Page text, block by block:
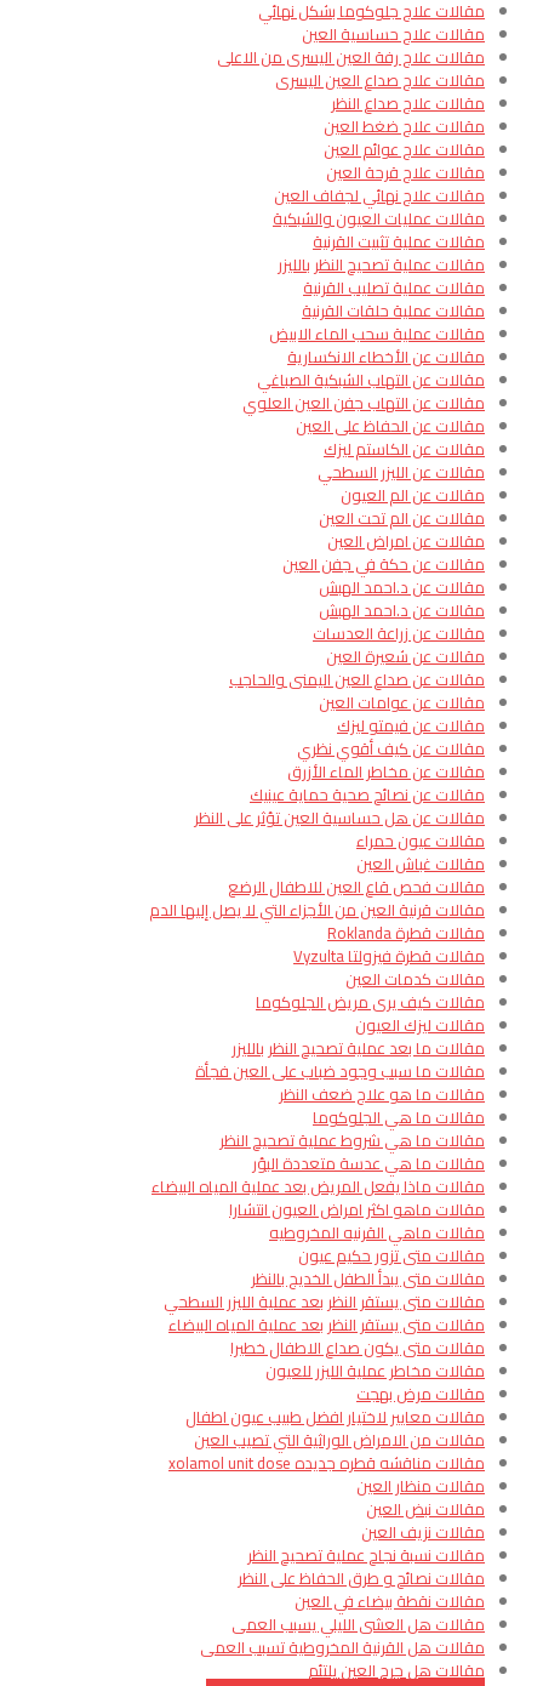
مقالات علاج جلوكوما بشكل نهائي
مقالات علاج حساسية العين
مقالات علاج رفة العين اليسرى من الاعلى
مقالات علاج صداع العين اليسرى
مقالات علاج صداع النظر
مقالات علاج ضغط العين
مقالات علاج عوائم العين
مقالات علاج قرحة العين
مقالات علاج نهائي لجفاف العين
مقالات عمليات العيون والشبكية
مقالات عملية تثبيت القرنية
مقالات عملية تصحيح النظر بالليزر
مقالات عملية تصليب القرنية
مقالات عملية حلقات القرنية
مقالات عملية سحب الماء الابيض
مقالات عن الأخطاء الانكسارية
مقالات عن التهاب الشبكية الصباغي
مقالات عن التهاب جفن العين العلوي
مقالات عن الحفاظ على العين
مقالات عن الكاستم ليزك
مقالات عن الليزر السطحي
مقالات عن الم العيون
مقالات عن الم تحت العين
مقالات عن امراض العين
مقالات عن حكة في جفن العين
مقالات عن د.احمد الهبش
مقالات عن د.احمد الهبش
مقالات عن زراعة العدسات
مقالات عن شعيرة العين
مقالات عن صداع العين اليمنى والحاجب
مقالات عن عوامات العين
مقالات عن فيمتو ليزك
مقالات عن كيف أقوي نظري
مقالات عن مخاطر الماء الأزرق
مقالات عن نصائح صحية حماية عينيك
مقالات عن هل حساسية العين تؤثر على النظر
مقالات عيون حمراء
مقالات غباش العين
مقالات فحص قاع العين للاطفال الرضع
مقالات قرنية العين من الأجزاء التي لا يصل إليها الدم​
مقالات قطرة Roklanda
مقالات قطرة فيزولتا Vyzulta
مقالات كدمات العين
مقالات كيف يرى مريض الجلوكوما
مقالات ليزك العيون
مقالات ما بعد عملية تصحيح النظر بالليزر
مقالات ما سبب وجود ضباب على العين فجأة
مقالات ما هو علاج ضعف النظر
مقالات ما هي الجلوكوما
مقالات ما هي شروط عملية تصحيح النظر
مقالات ما هي عدسة متعددة البؤر
مقالات ماذا يفعل المريض بعد عملية المياه البيضاء
مقالات ماهو اكثر امراض العيون انتشارا​
مقالات ماهي القرنيه المخروطيه
مقالات متى تزور حكيم عيون
مقالات متى يبدأ الطفل الخديج بالنظر
مقالات متى يستقر النظر بعد عملية الليزر السطحي
مقالات متى يستقر النظر بعد عملية المياه البيضاء
مقالات متى يكون صداع الاطفال خطيرا
مقالات مخاطر عملية الليزر للعيون
مقالات مرض بهجت
مقالات معايير لاختيار افضل طبيب عيون اطفال
مقالات من الامراض الوراثية التي تصيب العين
مقالات مناقشه قطره جديده xolamol unit dose
مقالات منظار العين
مقالات نبض العين
مقالات نزيف العين
مقالات نسبة نجاح عملية تصحيح النظر
مقالات نصائح و طرق الحفاظ على النظر
مقالات نقطة بيضاء في العين
مقالات هل العشى الليلي يسبب العمى
مقالات هل القرنية المخروطية تسبب العمى
مقالات هل جرح العين يلتئم